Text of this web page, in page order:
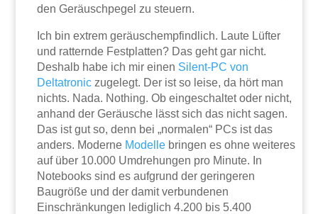
den Geräuschpegel zu steuern.
Ich bin extrem geräuschempfindlich. Laute Lüfter
und ratternde Festplatten? Das geht gar nicht.
Deshalb habe ich mir einen Silent-PC von
Deltatronic zugelegt. Der ist so leise, da hört man
nichts. Nada. Nothing. Ob eingeschaltet oder nicht,
anhand der Geräusche lässt sich das nicht sagen.
Das ist gut so, denn bei „normalen“ PCs ist das
anders. Moderne Modelle bringen es ohne weiteres
auf über 10.000 Umdrehungen pro Minute. In
Notebooks sind es aufgrund der geringeren
Baugröße und der damit verbundenen
Einschränkungen lediglich 4.200 bis 5.400